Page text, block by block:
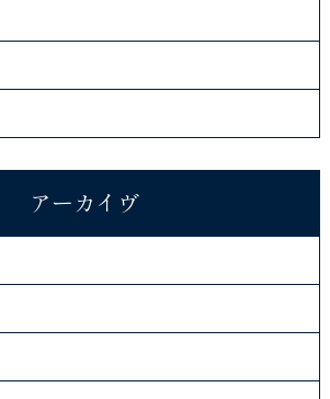
アーカイヴ